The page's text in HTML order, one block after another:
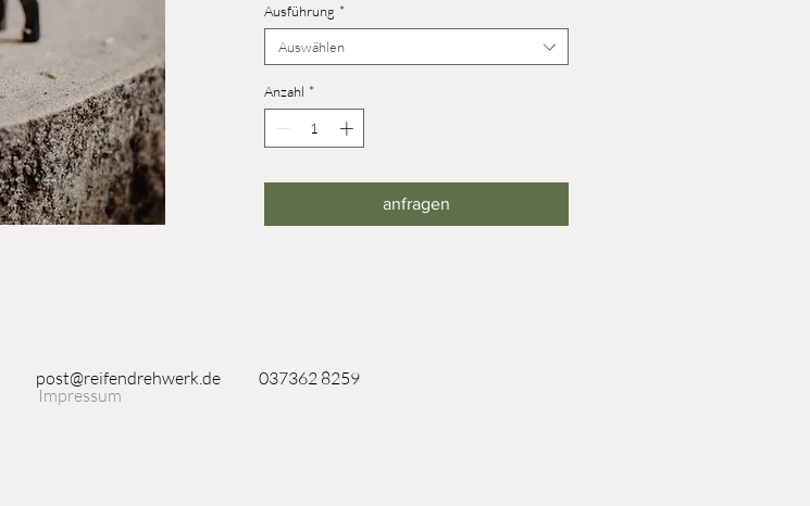
Ausführung *
Auswählen
Anzahl *
anfragen
Impressum
post@reifendrehwerk.de 037362 8259